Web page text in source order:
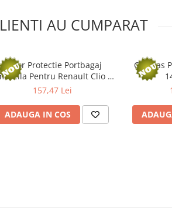
AU CUMPARAT
Covor Protectie Portbagaj
Pentru Renault Clio Iv
Cu Podea Inalta (2012-
157,47 Lei
ADAUGA IN COS
Covoras